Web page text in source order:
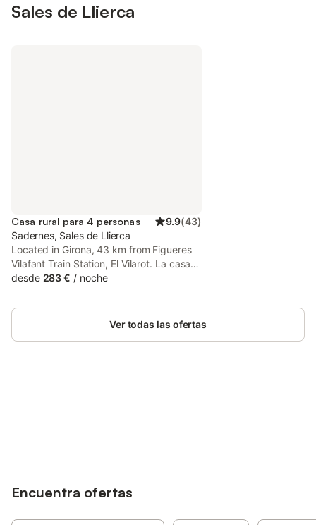
Sales de Llierca
Casa rural para 4 personas 9.9(43)
Sadernes, Sales de Llierca
Located in Girona, 43 km from Figueres
Vilafant Train Station, El Vilarot. La casa
de piedra en la naturaleza. Provides
desde 283 € / noche
Ver todas las ofertas
Encuentra ofertas